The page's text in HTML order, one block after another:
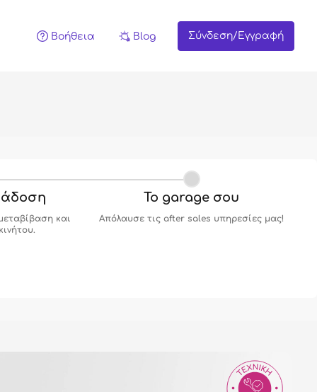
Βοήθεια Blog Σύνδεση/Εγγραφή
και
Το garage σου
Απόλαυσε τις after sales υπηρεσίες μας!